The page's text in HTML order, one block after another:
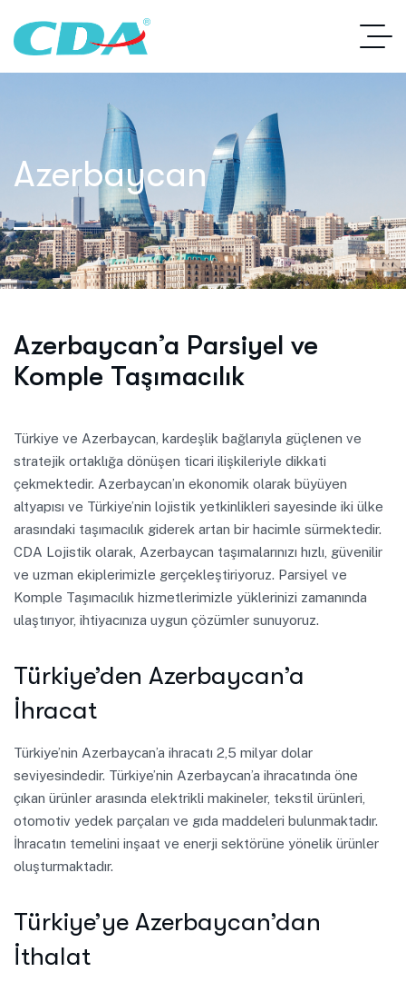
Azerbaycan
Azerbaycan’a Parsiyel ve
Komple Taşımacılık
Türkiye ve Azerbaycan, kardeşlik bağlarıyla güçlenen ve
stratejik ortaklığa dönüşen ticari ilişkileriyle dikkati
çekmektedir. Azerbaycan’ın ekonomik olarak büyüyen
altyapısı ve Türkiye’nin lojistik yetkinlikleri sayesinde iki ülke
arasındaki taşımacılık giderek artan bir hacimle sürmektedir.
CDA Lojistik olarak, Azerbaycan taşımalarınızı hızlı, güvenilir
ve uzman ekiplerimizle gerçekleştiriyoruz. Parsiyel ve
Komple Taşımacılık hizmetlerimizle yüklerinizi zamanında
ulaştırıyor, ihtiyacınıza uygun çözümler sunuyoruz.
Türkiye’den Azerbaycan’a
İhracat
Türkiye’nin Azerbaycan’a ihracatı 2,5 milyar dolar
seviyesindedir. Türkiye’nin Azerbaycan’a ihracatında öne
çıkan ürünler arasında elektrikli makineler, tekstil ürünleri,
otomotiv yedek parçaları ve gıda maddeleri bulunmaktadır.
İhracatın temelini inşaat ve enerji sektörüne yönelik ürünler
oluşturmaktadır.
Türkiye’ye Azerbaycan’dan
İthalat